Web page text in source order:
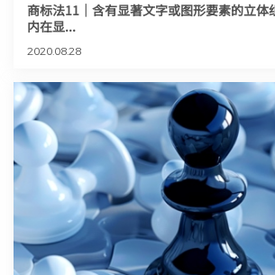
商标法11｜含有显著文字或图形要素的立体
内在显...
2020.08.28